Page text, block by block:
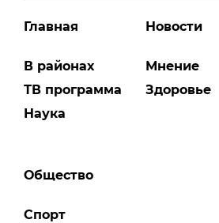
Главная
В районах
ТВ программа
Наука
Новости
Мнение
Здоровье
Общество
Спорт